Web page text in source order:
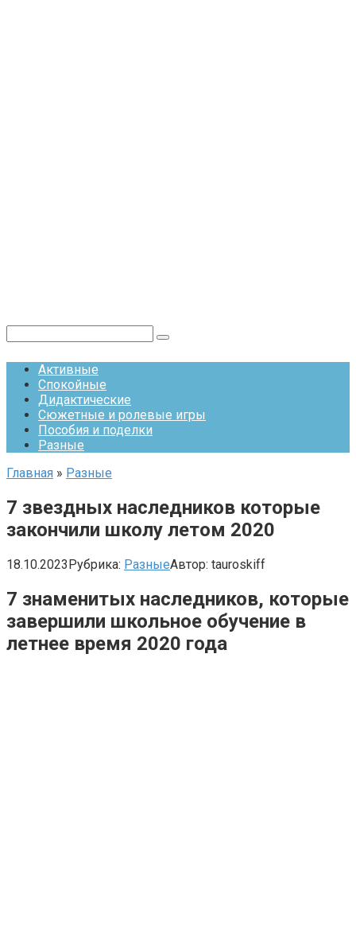
Активные
Спокойные
Дидактические
Сюжетные и ролевые игры
Пособия и поделки
Разные
Главная » Разные
7 звездных наследников которые
закончили школу летом 2020
18.10.2023Рубрика: РазныеАвтор: tauroskiff
7 знаменитых наследников, которые
завершили школьное обучение в
летнее время 2020 года